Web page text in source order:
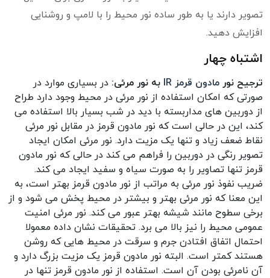
تصویر دارند یا به طور ساده نور محیط را با لامپ و روشنایی
افزایش دهید.
اشتباه چهار
ترجیح نور مادون قرمز IR به نور مرئی: در بسیاری موارد در
صورتی که امکان استفاده از نور مرئی در محیط وجود دارد طراح
از دوربین های مداربسته با دید در شب بسیار بالا استفاده می
کند، این در حالی است که نور مادون قرمز در مقابل نور مرئی
نقاط ضعف زیاد و تنها یک مزیت دارد. نور مرئی امکان ایجاد
تصویر رنگی در دوربین را فراهم می کند در حالی که نور مادون
قرمز تنها تصاویر را به صورت سیاه و سفید ایجاد می کند.
ضریب نفوذ نور مرئی به مراتب از نور مادون قرمز بهتر است، به
این معنا که نور مرئی بهتر و بیشتر در محیط پخش می شود و از
برخی سطوح مانند شیشه بهتر عبور می کند. نور مرئی امنیت
عمومی محیط را نیز بالا می برد. تحقیقات نشان داده معمولا
احتمال اتفاق افتادن جرم و سرقت در محیط هایی که روشن
هستند کمتر است. البته نور مادون قرمز یک مزیت بزرگ دارد و
آن نامرئی بودن آن است. استفاده از نور مادون قرمز تنها در